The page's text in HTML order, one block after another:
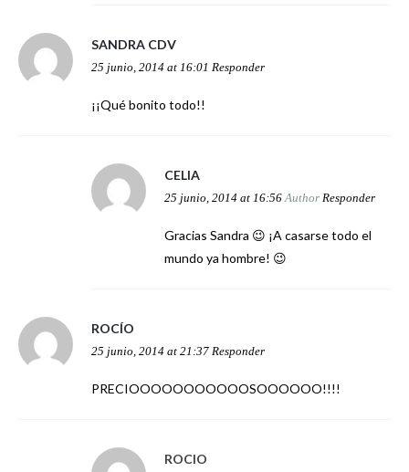
SANDRA CDV
25 junio, 2014 at 16:01 Responder
¡¡Qué bonito todo!!
CELIA
25 junio, 2014 at 16:56 Author Responder
Gracias Sandra 😉 ¡A casarse todo el
mundo ya hombre! 😉
ROCÍO
25 junio, 2014 at 21:37 Responder
PRECIOOOOOOOOOOOSOOOOOO!!!!
ROCIO